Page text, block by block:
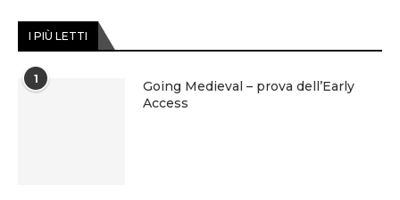
I PIÙ LETTI
1
Going Medieval – prova dell’Early
Access